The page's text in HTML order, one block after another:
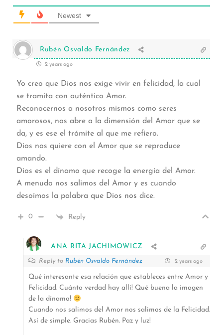
Newest
Rubén Osvaldo Fernández
2 years ago
Yo creo que Dios nos exige vivir en felicidad, la cual
se tramita con auténtico Amor.
Reconocernos a nosotros mismos como seres
amorosos, nos abre a la dimensión del Amor que se
da, y es ese el trámite al que me refiero.
Dios nos quiere con el Amor que se reproduce
amando.
Dios es el dínamo que recoge la energía del Amor.
A menudo nos salimos del Amor y es cuando
desoímos la palabra que Dios nos dice.
0 Reply
ANA RITA JACHIMOWICZ
Reply to Rubén Osvaldo Fernández 2 years ago
Qué interesante esa relación que estableces entre Amor y
Felicidad. Cuánta verdad hay allí! Qué buena la imagen
de la dínamo!
Cuando nos salimos del Amor nos salimos de la Felicidad.
Así de simple. Gracias Rubén. Paz y luz!